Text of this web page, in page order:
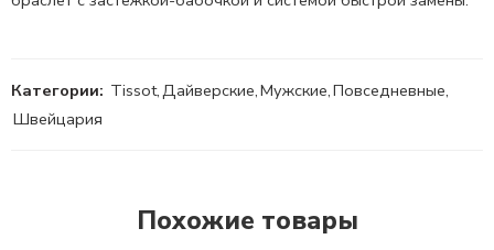
Категории: Tissot,Дайверские,Мужские,Повседневные,
Швейцария
Похожие товары